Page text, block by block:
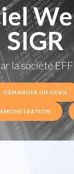
SIGR
la société
DEMANDER UN DEVIS